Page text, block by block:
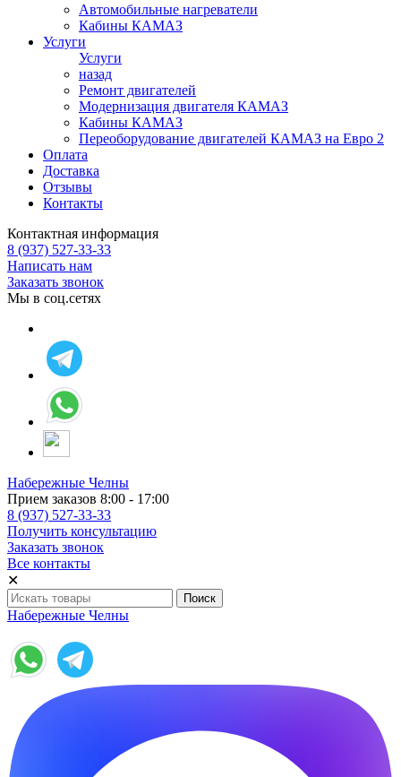
Автомобильные нагреватели
Кабины КАМАЗ
Услуги
Услуги
назад
Ремонт двигателей
Модернизация двигателя КАМАЗ
Кабины КАМАЗ
Переоборудование двигателей КАМАЗ на Евро 2
Оплата
Доставка
Отзывы
Контакты
Контактная информация
8 (937) 527-33-33
Написать нам
Заказать звонок
Мы в соц.сетях
Набережные Челны
Прием заказов 8:00 - 17:00
8 (937) 527-33-33
Получить консультацию
Заказать звонок
Все контакты
✕
Набережные Челны